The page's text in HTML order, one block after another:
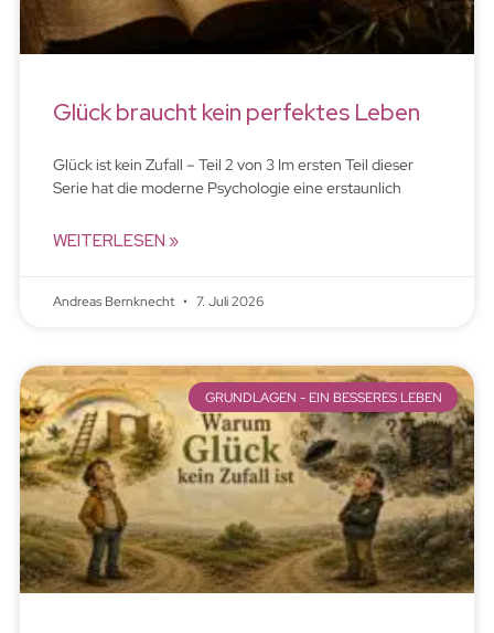
Glück braucht kein perfektes Leben
Glück ist kein Zufall – Teil 2 von 3 Im ersten Teil dieser
Serie hat die moderne Psychologie eine erstaunlich
WEITERLESEN »
Andreas Bernknecht 7. Juli 2026
GRUNDLAGEN - EIN BESSERES LEBEN